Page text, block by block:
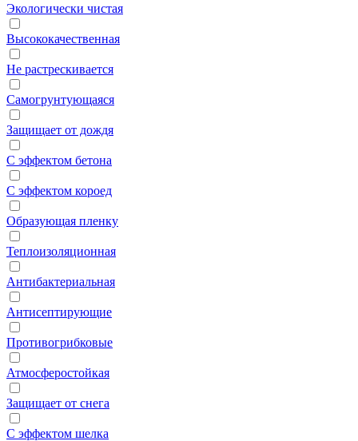
Экологически чистая
Высококачественная
Не растрескивается
Самогрунтующаяся
Защищает от дождя
С эффектом бетона
С эффектом короед
Образующая пленку
Теплоизоляционная
Антибактериальная
Антисептирующие
Противогрибковые
Атмосферостойкая
Защищает от снега
С эффектом шелка